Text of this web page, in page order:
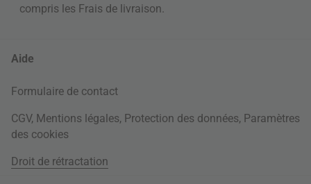
compris les Frais de livraison
Aide
Formulaire de contact
CGV, Mentions légales, Protection des données, Paramètres
des cookies
Droit de rétractation